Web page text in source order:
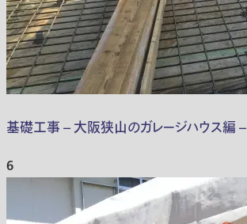
基礎工事 – 大阪狭山のガレージハウス編 –
6